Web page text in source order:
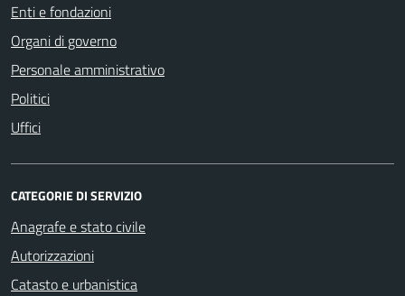
Enti e fondazioni
Organi di governo
Personale amministrativo
Politici
Uffici
CATEGORIE DI SERVIZIO
Anagrafe e stato civile
Autorizzazioni
Catasto e urbanistica